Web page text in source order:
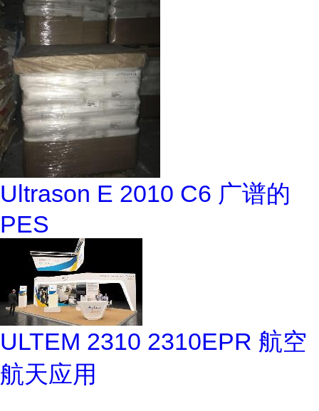
Ultrason E 2010 C6 广谱的
PES
ULTEM 2310 2310EPR 航空
航天应用